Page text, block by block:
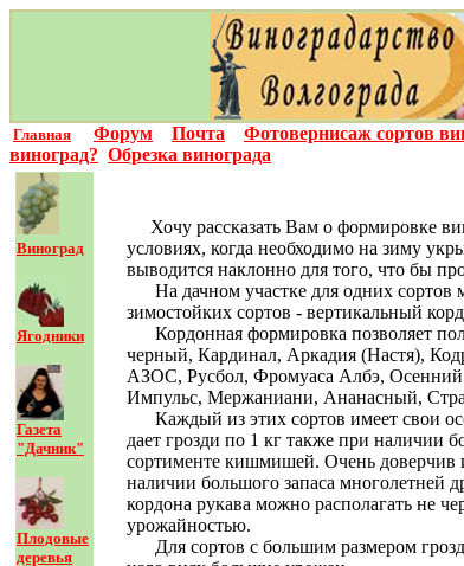
Главная Форум Почта Фотовернисаж сортов
виноград? Обрезка винограда
Виноград
Ягодники
Газета
"Дачник"
Плодовые
деревья
Хочу рассказать Вам о формировке
условиях, когда необходимо на зиму
выводится наклонно для того, что бы
На дачном участке для одних сортов
зимостойких сортов - вертикальный
Кордонная формировка позволяет
черный, Кардинал, Аркадия (Настя),
АЗОС, Русбол, Фромуаса Албэ,
Импульс, Мержаниани, Ананасный,
Каждый из этих сортов имеет свои
дает грозди по 1 кг также при
сортименте кишмишей. Очень доверчив
наличии большого запаса многолетней
кордона рукава можно располагать не
урожайностью.
Для сортов с большим размером